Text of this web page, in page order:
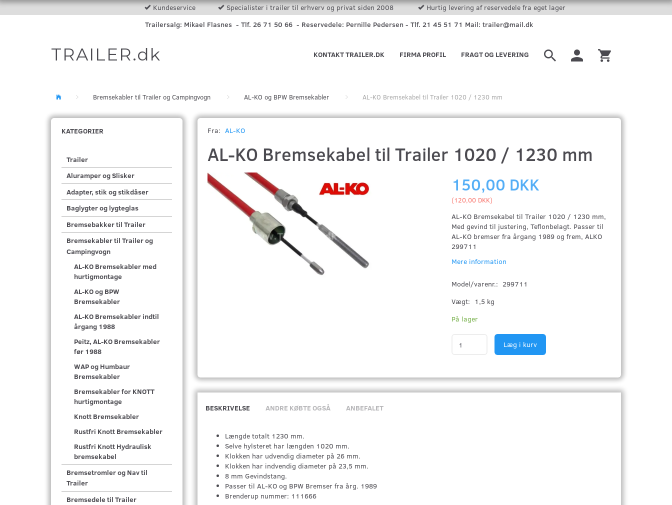
Kundeservice Specialister i trailer til erhverv og privat siden 2008
Hurtig levering af reservedele fra eget lager
Trailersalg: Mikael Flasnes - Tlf. 26 71 50 66 - Reservedele: Pernille Pedersen - Tlf. 21 45 51 71 Mail: trailer@mail.dk
TRAILER.dk FRAGT OG LEVERING
FIRMA PROFIL
KONTAKT TRAILER.DK
Bremsekabler til Trailer og Campingvogn AL-KO og BPW Bremsekabler AL-KO Bremsekabel til Trailer 1020 / 1230 mm
KATEGORIER
Trailer
Aluramper og Slisker
Adapter, stik og stikdåser
Baglygter og lygteglas
Bremsebakker til Trailer
Bremsekabler til Trailer og
Campingvogn
AL-KO Bremsekabler med
hurtigmontage
AL-KO og BPW
Bremsekabler
AL-KO Bremsekabler indtil
årgang 1988
Peitz, AL-KO Bremsekabler
før 1988
WAP og Humbaur
Bremsekabler
Bremsekabler for KNOTT
hurtigmontage
Knott Bremsekabler
Rustfri Knott Bremsekabler
Rustfri Knott Hydraulisk
bremsekabel
Bremsetromler og Nav til
Trailer
Bremsedele til Trailer
Fra: AL-KO
AL-KO Bremsekabel til Trailer 1020 / 1230 mm
150,00 DKK
(120,00 DKK)
AL-KO Bremsekabel til Trailer 1020 / 1230 mm,
Med gevind til justering, Teflonbelagt. Passer til
AL-KO bremser fra årgang 1989 og frem, ALKO
299711
Mere information
Model/varenr.: 299711
Vægt:
1,5 kg
På lager
Læg i kurv
BESKRIVELSE ANDRE KØBTE OGSÅ ANBEFALET
Længde totalt 1230 mm.
Selve hylsteret har længden 1020 mm.
Klokken har udvendig diameter på 26 mm.
Klokken har indvendig diameter på 23,5 mm.
8 mm Gevindstang.
Passer til AL-KO og BPW Bremser fra årg. 1989
Brenderup nummer: 111666